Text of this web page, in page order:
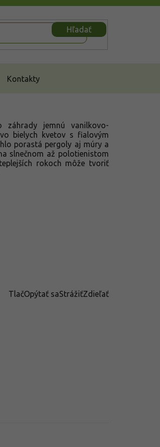
Hľadať
Kontakty
záhrady jemnú vanilkovo-
bielych kvetov s fialovým
porastá pergoly aj múry a
slnečnom až polotienistom
rokoch môže tvoriť
TlačOpýtať saStrážiťZdieľať